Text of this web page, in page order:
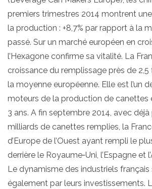
premiers trimestres 2014 montrent
la production : +8,7% par rapport à la
passé. Sur un marché européen en
l’Hexagone confirme sa vitalité. La
croissance du remplissage près de 2,5
la moyenne européenne. Elle est l’un
moteurs de la production de canettes
3 ans. A fin septembre 2014, avec déjà
milliards de canettes remplies, la
d’Europe de l’Ouest ayant rempli le
derrière le Royaume‐Uni, l’Espagne et
Le dynamisme des industriels français
également par leurs investissements.